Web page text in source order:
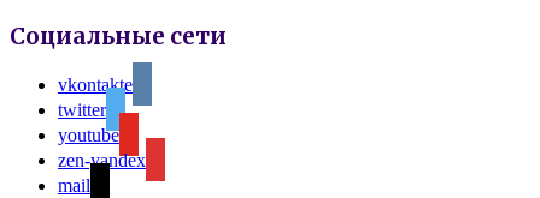
Социальные сети
vkontakte
twitter
youtube
zen-yandex
mail